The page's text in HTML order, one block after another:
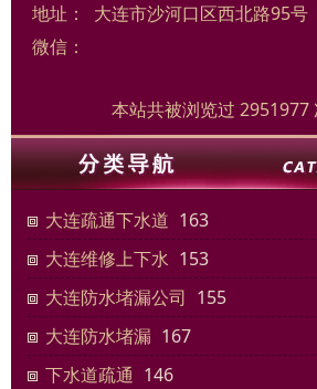
地址：
大连市沙河口区西北路95号
微信：
本站共被浏览过 2951977
大连疏通下水道 163
大连维修上下水 153
大连防水堵漏公司 155
大连防水堵漏 167
下水道疏通 146